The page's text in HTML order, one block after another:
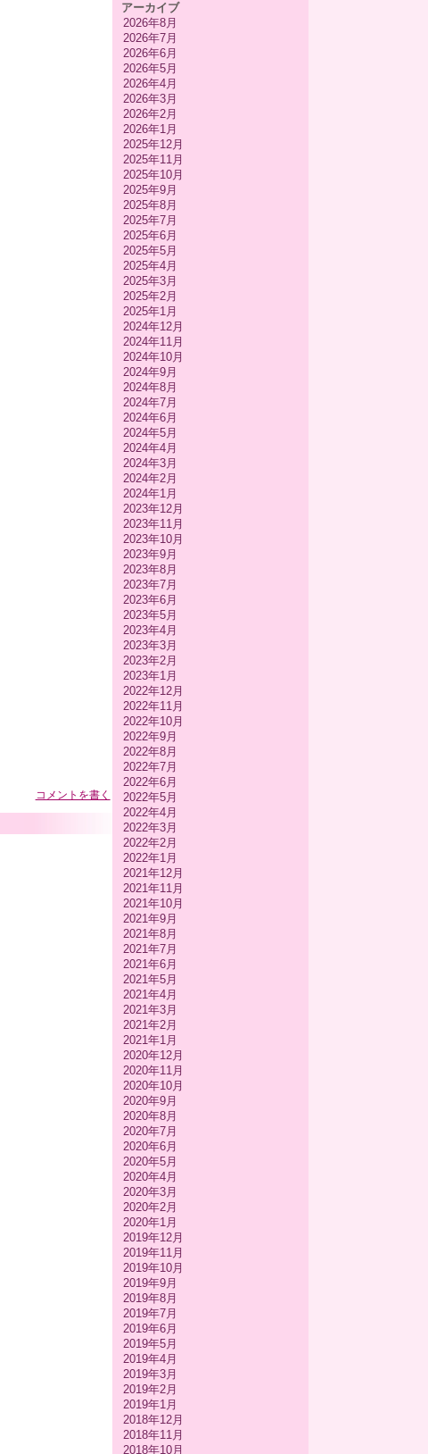
アーカイブ
2026年8月
2026年7月
2026年6月
2026年5月
2026年4月
2026年3月
2026年2月
2026年1月
2025年12月
2025年11月
2025年10月
2025年9月
2025年8月
2025年7月
2025年6月
2025年5月
2025年4月
2025年3月
2025年2月
2025年1月
2024年12月
2024年11月
2024年10月
2024年9月
2024年8月
2024年7月
2024年6月
2024年5月
2024年4月
2024年3月
2024年2月
2024年1月
2023年12月
2023年11月
2023年10月
2023年9月
2023年8月
2023年7月
2023年6月
2023年5月
2023年4月
2023年3月
2023年2月
2023年1月
2022年12月
2022年11月
2022年10月
2022年9月
2022年8月
2022年7月
2022年6月
2022年5月
2022年4月
2022年3月
2022年2月
2022年1月
2021年12月
2021年11月
2021年10月
2021年9月
2021年8月
2021年7月
2021年6月
2021年5月
2021年4月
2021年3月
2021年2月
2021年1月
2020年12月
2020年11月
2020年10月
2020年9月
2020年8月
2020年7月
2020年6月
2020年5月
2020年4月
2020年3月
2020年2月
2020年1月
2019年12月
2019年11月
2019年10月
2019年9月
2019年8月
2019年7月
2019年6月
2019年5月
2019年4月
2019年3月
2019年2月
2019年1月
2018年12月
2018年11月
2018年10月
コメントを書く